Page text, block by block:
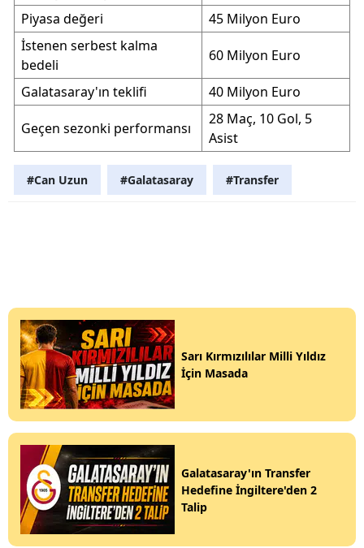
Piyasa değeri
45 Milyon Euro
İstenen serbest kalma
bedeli
60 Milyon Euro
Galatasaray'ın teklifi 40 Milyon Euro
Geçen sezonki performansı
28 Maç, 10 Gol, 5
Asist
#Can Uzun #Galatasaray #Transfer
Sarı Kırmızılılar Milli Yıldız
İçin Masada
Galatasaray'ın Transfer
Hedefine İngiltere'den 2
Talip